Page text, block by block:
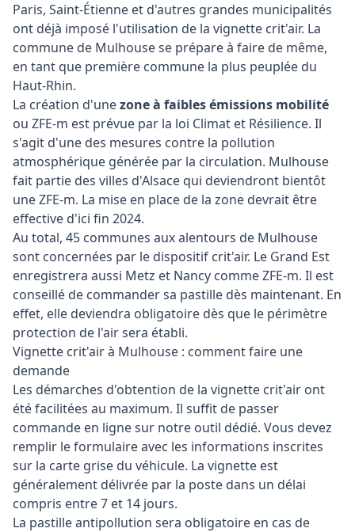
Paris, Saint-Étienne et d'autres grandes municipalités
ont déjà imposé l'utilisation de la vignette crit'air. La
commune de Mulhouse se prépare à faire de même,
en tant que première commune la plus peuplée du
Haut-Rhin.
La création d'unezone à faibles émissions mobilité
ou ZFE-m est prévue par la loi Climat et Résilience. Il
s'agit d'une des mesures contre la pollution
atmosphérique générée par la circulation. Mulhouse
fait partie des villes d'Alsace qui deviendront bientôt
une ZFE-m. La mise en place de la zone devrait être
effective d'ici fin 2024.
Au total, 45 communes aux alentours de Mulhouse
sont concernées par le dispositif crit'air. Le Grand Est
enregistrera aussi Metz et Nancy comme ZFE-m. Il est
conseillé de commander sa pastille dès maintenant. En
effet, elle deviendra obligatoire dès que le périmètre
protection de l'air sera établi.
Vignette crit'air à Mulhouse : comment faire une
demande
Les démarches d'obtention de la vignette crit'air ont
été facilitées au maximum. Il suffit de passer
commande en ligne sur notre outil dédié. Vous devez
remplir le formulaire avec les informations inscrites
sur la carte grise du véhicule. La vignette est
généralement délivrée par la poste dans un délai
compris entre 7 et 14 jours.
La pastille antipollution sera obligatoire en cas de